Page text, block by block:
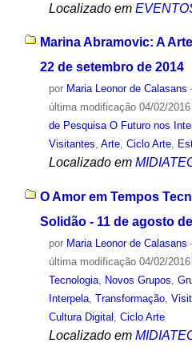
Localizado em
Marina Abramovic: A
22 de setembro de 2014
por Maria Leonor de Calasans
última modificação04/02/2016
de Pesquisa O Futuro nos
Visitantes, Arte, Ciclo Arte,
Localizado em
O Amor em Tempos
Solidão - 11 de agosto
por Maria Leonor de Calasans
última modificação04/02/2016
Tecnologia, Novos Grupos,
Interpela, Transformação,
Cultura Digital , Ciclo Arte
Localizado em